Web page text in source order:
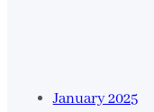
January 2025